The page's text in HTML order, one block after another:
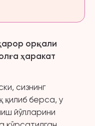
орқали
ҳаракат
сизнинг
қилиб берса, у
йўлларини